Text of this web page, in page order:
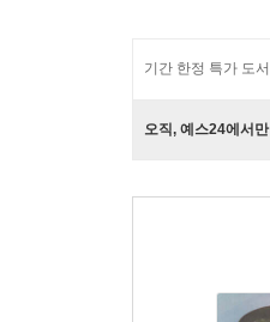
기간 한정 특가 도서
오직, 예스24에서만